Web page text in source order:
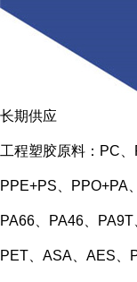
长期供应
工程塑胶原料：PC
PPE+PS、PPO+PA
PA66、PA46、
PET、ASA、AES、